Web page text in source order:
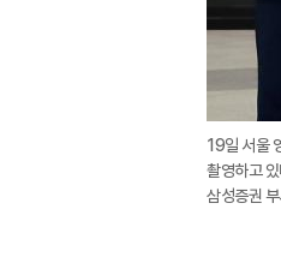
19일 서울
촬영하고
삼성증권